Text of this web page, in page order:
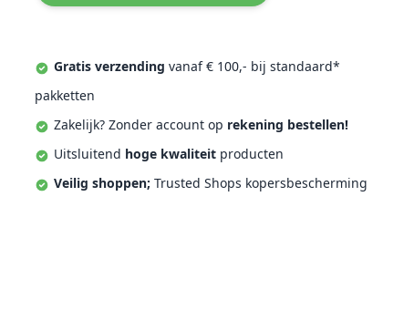
Gratis verzending vanaf € 100,- bij standaard*
pakketten
Zakelijk? Zonder account op rekening bestellen!
Uitsluitend hoge kwaliteit producten
Veilig shoppen; Trusted Shops kopersbescherming